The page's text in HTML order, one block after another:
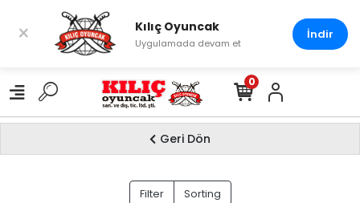
0
Geri Dön
Filter Sorting
× Kılıç Oyuncak
Uygulamada devam et
İndir